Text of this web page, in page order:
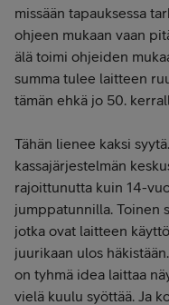
missään tapauksessa
ohjeen mukaan vaan
älä toimi ohjeiden
summa tulee laitteen
tämän ehkä jo 50.
Tähän lienee kaksi
kassajärjestelmän
rajoittunutta kuin 14-
jumppatunnilla. Toinen
jotka ovat laitteen
juurikaan ulos
on tyhmä idea laittaa
vielä kuulu syöttää. Ja